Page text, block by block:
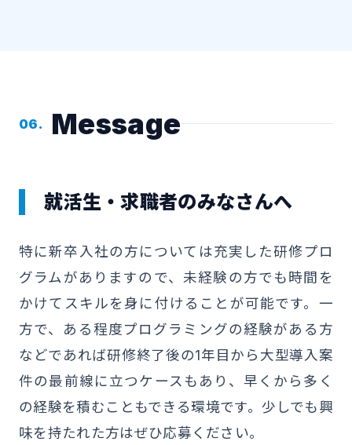
06. Message
就活生・求職者のみなさんへ
特に新卒入社の方については充実した研修プロ
グラムがありますので、未経験の方でも時間を
かけてスキルを身に付けることが可能です。一
方で、ある程度プログラミングの経験がある方
などであれば研修終了後の1年目から大型導入案
件の最前線に立つケースもあり、早くから多く
の経験を積むこともできる環境です。少しでも興
味を持たれた方はぜひ応募ください。